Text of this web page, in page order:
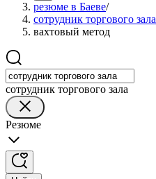
резюме в Баеве/
сотрудник торгового зала
вахтовый метод
сотрудник торгового зала
Резюме